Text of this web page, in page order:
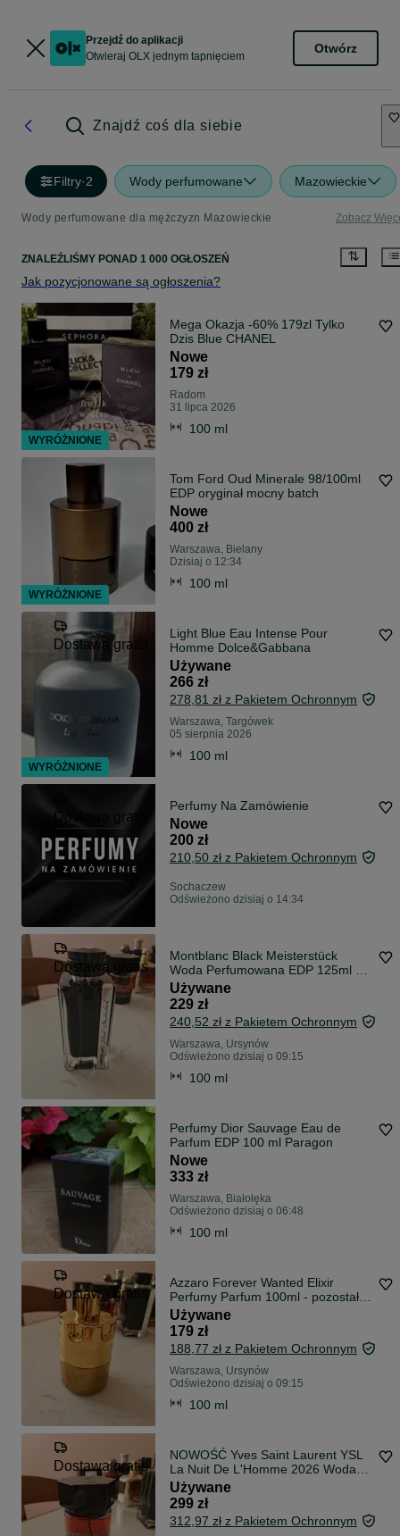
Przejdź do aplikacji
Otwieraj OLX jednym tapnięciem
Otwórz
Znajdź coś dla siebie
Filtry·2 Wody perfumowane Mazowieckie
Wody perfumowane dla mężczyzn Mazowieckie Zobacz
ZNALEŹLIŚMY PONAD 1 000 OGŁOSZEŃ
Jak pozycjonowane są ogłoszenia?
Mega Okazja -60% 179zl Tylko
Dzis Blue CHANEL
Nowe
179 zł
Radom
31 lipca 2026
100 ml
Tom Ford Oud Minerale 98/100ml
EDP oryginał mocny batch
Nowe
400 zł
Warszawa, Bielany
Dzisiaj o 12:34
100 ml
Dostawa gratis
Light Blue Eau Intense Pour
Homme Dolce&Gabbana
Używane
266 zł
278,81 zł z Pakietem Ochronnym
Warszawa, Targówek
05 sierpnia 2026
100 ml
Dostawa gratis
Perfumy Na Zamówienie
Nowe
200 zł
210,50 zł z Pakietem Ochronnym
Sochaczew
Odświeżono dzisiaj o 14:34
Dostawa gratis
Montblanc Black Meisterstück
Woda Perfumowana EDP 125ml -
szacowana zawartość >= 90%
Używane
229 zł
240,52 zł z Pakietem Ochronnym
Warszawa, Ursynów
Odświeżono dzisiaj o 09:15
100 ml
Perfumy Dior Sauvage Eau de
Parfum EDP 100 ml Paragon
Nowe
333 zł
Warszawa, Białołęka
Odświeżono dzisiaj o 06:48
100 ml
Dostawa gratis
Azzaro Forever Wanted Elixir
Perfumy Parfum 100ml - pozostało
85%
Używane
179 zł
188,77 zł z Pakietem Ochronnym
Warszawa, Ursynów
Odświeżono dzisiaj o 09:15
100 ml
Dostawa gratis
NOWOŚĆ Yves Saint Laurent YSL
La Nuit De L'Homme 2026 Woda
Perfumowana EDP 100ml -
pozostało 95%+
Używane
299 zł
312,97 zł z Pakietem Ochronnym
WYRÓŻNIONE
WYRÓŻNIONE
WYRÓŻNIONE